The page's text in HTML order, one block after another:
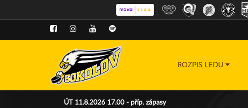
ROZPIS LEDU
ÚT 11.8.2026 17.00 - příp. zápasy